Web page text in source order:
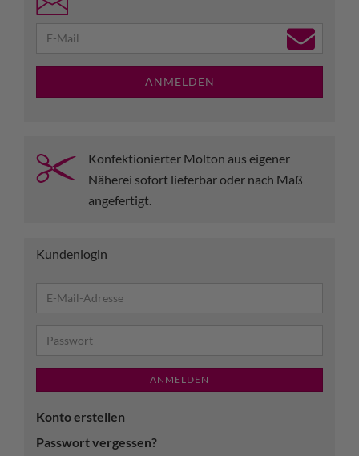
ANMELDEN
Konfektionierter Molton aus eigener
Näherei sofort lieferbar oder nach Maß
angefertigt.
Kundenlogin
ANMELDEN
Konto erstellen
Passwort vergessen?